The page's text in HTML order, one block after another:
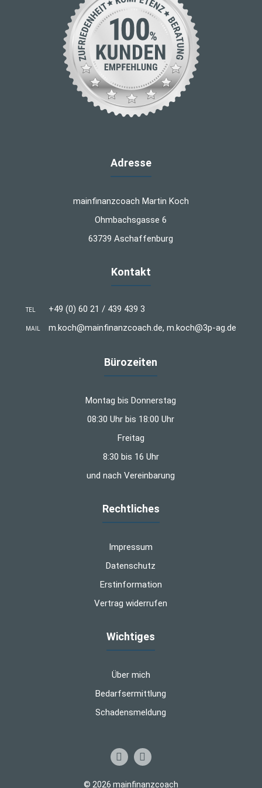
Adresse
mainfinanzcoach Martin Koch
Ohmbachsgasse 6
63739 Aschaffenburg
Kontakt
TEL +49 (0) 60 21 / 439 439 3
MAIL m.koch@mainfinanzcoach.de, m.koch@3p-ag.de
Bürozeiten
Montag bis Donnerstag
08:30 Uhr bis 18:00 Uhr
Freitag
8:30 bis 16 Uhr
und nach Vereinbarung
Rechtliches
Impressum
Datenschutz
Erstinformation
Vertrag widerrufen
Wichtiges
Über mich
Bedarfsermittlung
Schadensmeldung
© 2026 mainfinanzcoach